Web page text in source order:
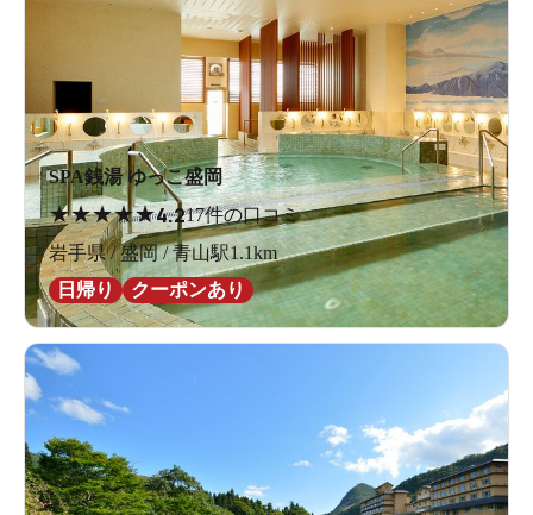
SPA銭湯 ゆっこ盛岡
★★★★★4.217件の口コミ
岩手県 / 盛岡 / 青山駅1.1km
日帰り
クーポンあり